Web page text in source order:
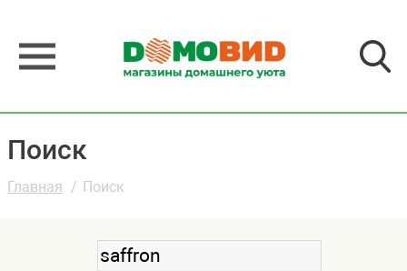
Поиск
Главная Поиск